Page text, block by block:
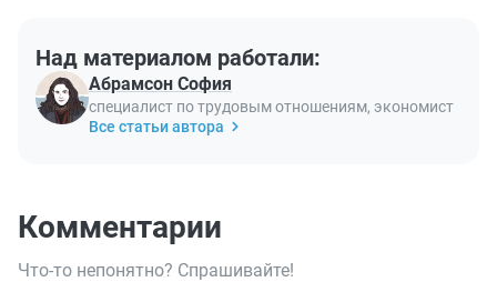
Над материалом работали:
Абрамсон София
специалист по трудовым отношениям, экономист
Все статьи автора
Комментарии
Что-то непонятно? Спрашивайте!